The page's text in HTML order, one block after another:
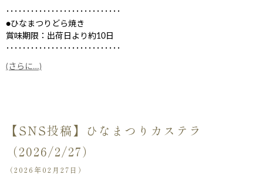
････････････････････････････
●ひなまつりどら焼き
賞味期限：出荷日より約10日
････････････････････････････
(さらに…)
【SNS投稿】ひなまつりカステラ
（2026/2/27）
（2026年02月27日）